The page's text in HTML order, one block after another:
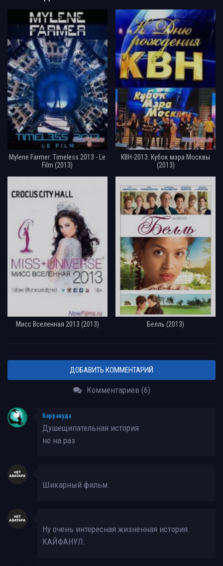
Mylene Farmer: Timeless 2013 - Le
Film (2013)
КВН-2013. Кубок мэра Москвы
(2013)
Мисс Вселенная 2013 (2013) Белль (2013)
ДОБАВИТЬ КОММЕНТАРИЙ
Комментариев (6)
Барракуда
Душещипательная история
но на раз
Шикарный фильм.
Ну очень интересная жизненная история.
КАЙФАНУЛ.